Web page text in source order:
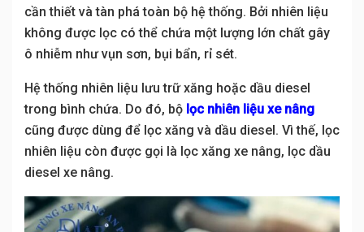
cần thiết và tàn phá toàn bộ hệ thống. Bởi nhiên liệu
không được lọc có thể chứa một lượng lớn chất gây
ô nhiễm như vụn sơn, bụi bẩn, rỉ sét.
Hệ thống nhiên liệu lưu trữ xăng hoặc dầu diesel
trong bình chứa. Do đó, bộ lọc nhiên liệu xe nâng
cũng được dùng để lọc xăng và dầu diesel. Vì thế, lọc
nhiên liệu còn được gọi là lọc xăng xe nâng, lọc dầu
diesel xe nâng.